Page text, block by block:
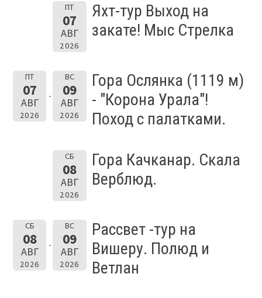
ПТ
07
АВГ
2026
Яхт-тур Выход на
закате! Мыс Стрелка
ПТ
07
АВГ
2026
ВС
09
АВГ
2026
Гора Ослянка (1119 м)
- "Корона Урала"!
Поход с палатками.
СБ
08
АВГ
2026
Гора Качканар. Скала
Верблюд.
СБ
08
АВГ
2026
ВС
09
АВГ
2026
Рассвет -тур на
Вишеру. Полюд и
Ветлан